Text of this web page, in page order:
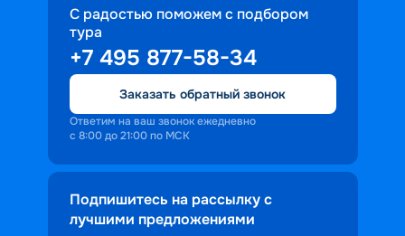
С радостью поможем с подбором
тура
+7 495 877-58-34
Заказать обратный звонок
Ответим на ваш звонок ежедневно
с 8:00 до 21:00 по МСК
Подпишитесь на рассылку с
лучшими предложениями